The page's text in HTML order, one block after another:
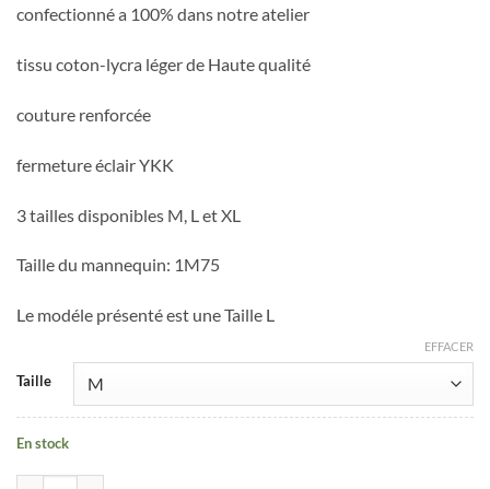
confectionné a 100% dans notre atelier
tissu coton-lycra léger de Haute qualité
couture renforcée
fermeture éclair YKK
3 tailles disponibles M, L et XL
Taille du mannequin: 1M75
Le modéle présenté est une Taille L
Taille
EFFACER
En stock